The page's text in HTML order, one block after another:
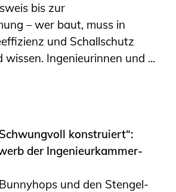
bis zur
– wer baut, muss in
und Schallschutz
wissen. Ingenieurinnen und ...
konstruiert“:
der Ingenieurkammer-
und den Stengel-